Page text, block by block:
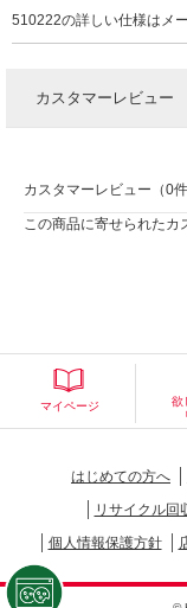
510222の詳しい仕様は メ
カスタマーレビュー
カスタマーレビュー（0件
この商品に寄せられたカ
マイページ
欲
はじめての方へ
リサイクル回
個人情報保護方針